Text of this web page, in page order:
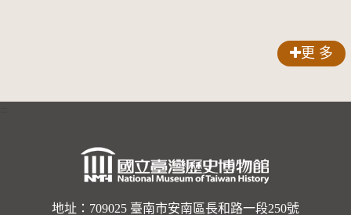
灣文獻史 傳是仙人
名 恒春縣
志卷二十
二 台灣文
更 多
地址：709025 臺南市安南區長和路一段250號